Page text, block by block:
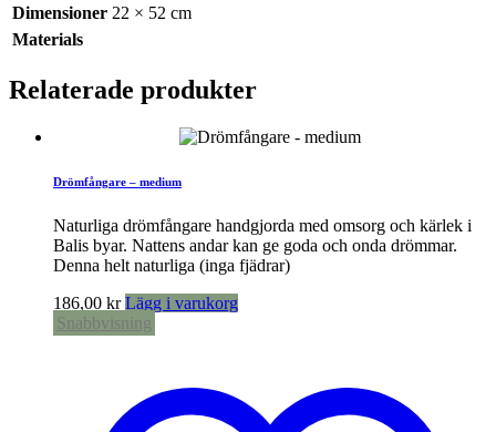
Dimensioner 22 × 52 cm
Materials
Relaterade produkter
Drömfångare – medium
Naturliga drömfångare handgjorda med omsorg och kärlek i
Balis byar. Nattens andar kan ge goda och onda drömmar.
Denna helt naturliga (inga fjädrar)
186,00 kr Lägg i varukorg
Snabbvisning